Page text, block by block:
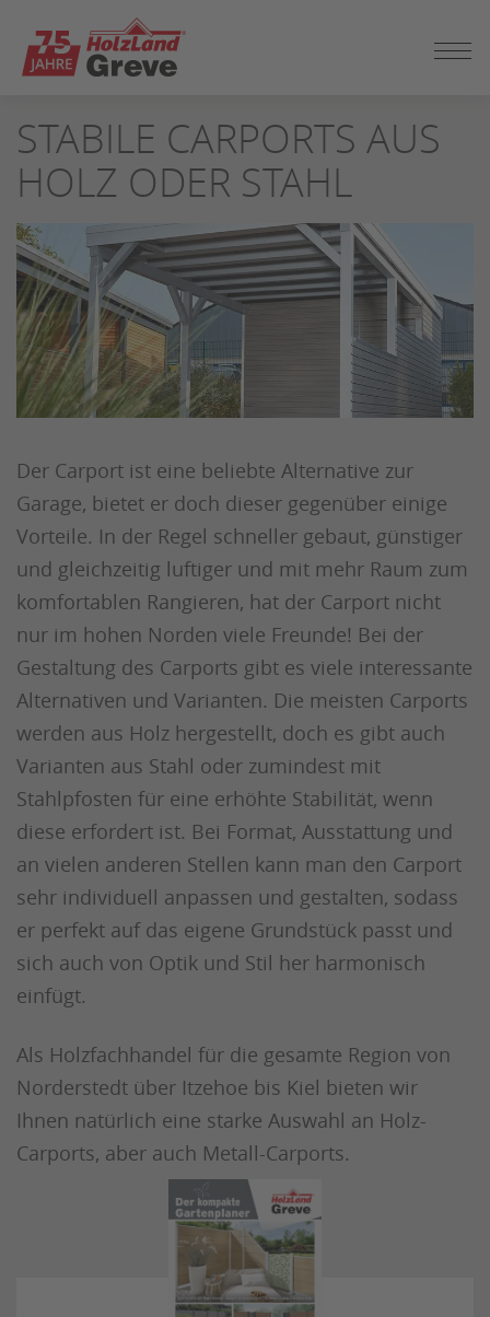
SEITENINHALT
SPRINGEN
STABILE CARPORTS AUS
HOLZ ODER STAHL
Der Carport ist eine beliebte Alternative zur
Garage, bietet er doch dieser gegenüber einige
Vorteile. In der Regel schneller gebaut, günstiger
und gleichzeitig luftiger und mit mehr Raum zum
komfortablen Rangieren, hat der Carport nicht
nur im hohen Norden viele Freunde! Bei der
Gestaltung des Carports gibt es viele interessante
Alternativen und Varianten. Die meisten Carports
werden aus Holz hergestellt, doch es gibt auch
Varianten aus Stahl oder zumindest mit
Stahlpfosten für eine erhöhte Stabilität, wenn
diese erfordert ist. Bei Format, Ausstattung und
an vielen anderen Stellen kann man den Carport
sehr individuell anpassen und gestalten, sodass
er perfekt auf das eigene Grundstück passt und
sich auch von Optik und Stil her harmonisch
einfügt.
Als Holzfachhandel für die gesamte Region von
Norderstedt über Itzehoe bis Kiel bieten wir
Ihnen natürlich eine starke Auswahl an Holz-
Carports, aber auch Metall-Carports.